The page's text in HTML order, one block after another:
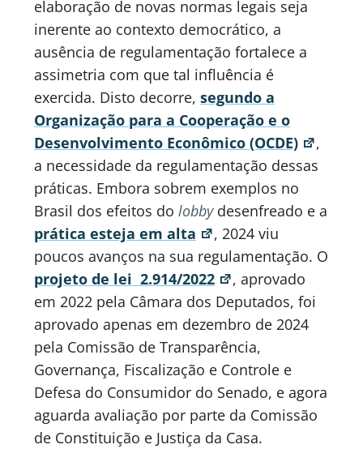
elaboração de novas normas legais seja
inerente ao contexto democrático, a
ausência de regulamentação fortalece a
assimetria com que tal influência é
exercida. Disto decorre, segundo a
Organização para a Cooperação e o
Desenvolvimento Econômico (OCDE)
,
a necessidade da regulamentação dessas
práticas. Embora sobrem exemplos no
Brasil dos efeitos do lobbydesenfreado e a
prática esteja em alta
, 2024 viu
poucos avanços na sua regulamentação. O
projeto de lei 2.914/2022
, aprovado
em 2022 pela Câmara dos Deputados, foi
aprovado apenas em dezembro de 2024
pela Comissão de Transparência,
Governança, Fiscalização e Controle e
Defesa do Consumidor do Senado, e agora
aguarda avaliação por parte da Comissão
de Constituição e Justiça da Casa.